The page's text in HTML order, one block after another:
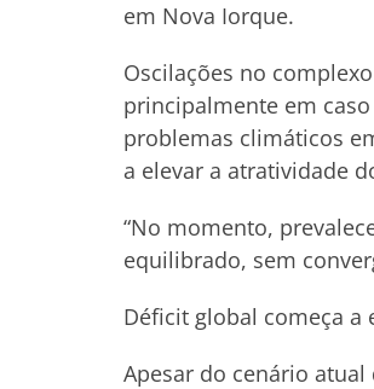
em Nova Iorque.
Oscilações no
principalmente em
problemas climáticos
a elevar a atratividade
“No momento,
equilibrado, sem
Déficit global começa a
Apesar do cenário